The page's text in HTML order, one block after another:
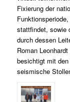
Fixierung der
stattfindet, sowie
durch dessen
Roman
besichtigt mit
seismische